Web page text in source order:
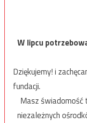
W lipcu
Dziękujemy! i
fundacji.
Masz
niezależnych